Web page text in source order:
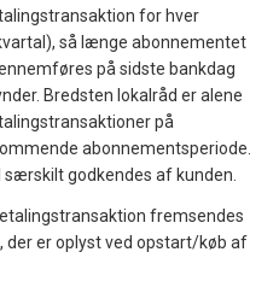
for hver
så længe abonnementet
på sidste bankdag
Bredsten lokalråd er alene
på
abonnementsperiode.
godkendes af kunden.
fremsendes
der er oplyst ved opstart/køb af